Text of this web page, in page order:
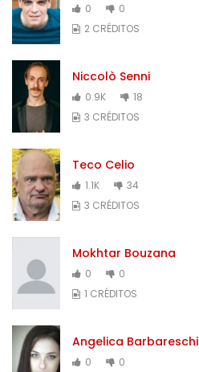
0
0
2 CRÉDITOS
Niccolò Senni
0.9K
18
3 CRÉDITOS
Teco Celio
1.1K
34
3 CRÉDITOS
Mokhtar Bouzana
0
0
1 CRÉDITOS
Angelica Barbareschi
0
0